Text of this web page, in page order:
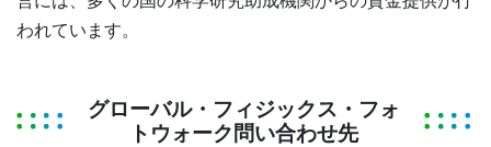
われています。
グローバル・フィジックス・フォ
トウォーク問い合わせ先